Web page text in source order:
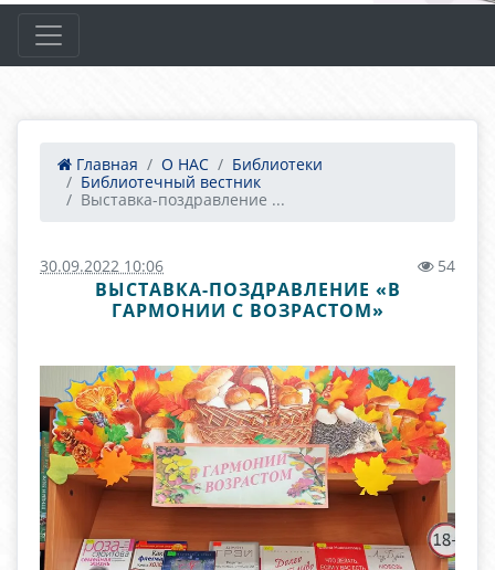
Главная О НАС
Библиотеки
Библиотечный вестник
Выставка-поздравление ...
30.09.2022 10:06 54
ВЫСТАВКА-ПОЗДРАВЛЕНИЕ «В
ГАРМОНИИ С ВОЗРАСТОМ»